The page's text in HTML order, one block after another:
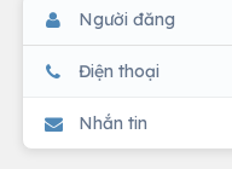
Người đăng
Điện thoại
Nhắn tin